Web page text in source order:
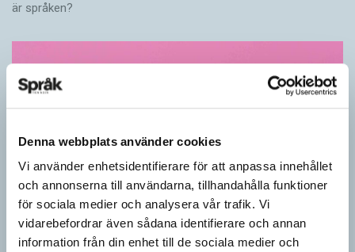
Denna webbplats använder cookies
Vi använder enhetsidentifierare för att anpassa innehållet
och annonserna till användarna, tillhandahålla funktioner
för sociala medier och analysera vår trafik. Vi
vidarebefordrar även sådana identifierare och annan
information från din enhet till de sociala medier och
är språken?
Känner du till orden från SAOL? (Kviss